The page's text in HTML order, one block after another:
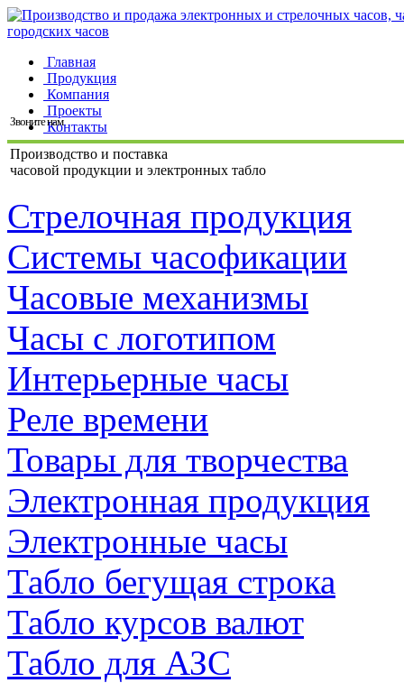
Главная
Продукция
Компания
Проекты
Контакты
Звоните нам
Производство и поставка
часовой продукции и электронных табло
Стрелочная продукция
Системы часофикации
Часовые механизмы
Часы с логотипом
Интерьерные часы
Реле времени
Товары для творчества
Электронная продукция
Электронные часы
Табло бегущая строка
Табло курсов валют
Табло для АЗС